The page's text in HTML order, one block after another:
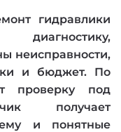
гидравлики
диагностику,
неисправности,
и бюджет. По
проверку под
получает
и понятные